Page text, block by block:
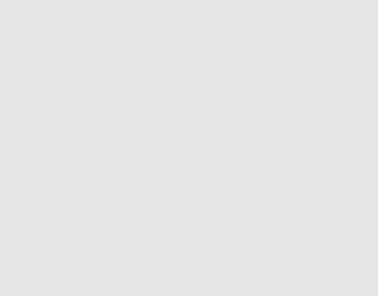
Identifikácia zariadení na základe aktívne